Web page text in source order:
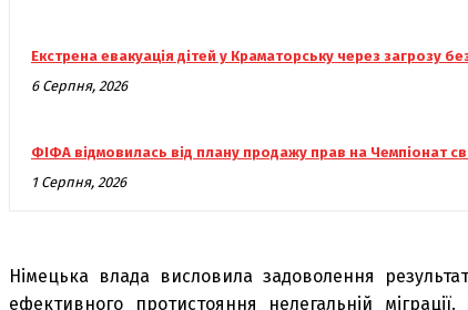
Екстрена евакуація дітей у Краматорську через загрозу
6 Серпня, 2026
ФІФА відмовилась від плану продажу прав на Чемпіонат
1 Серпня, 2026
Німецька влада висловила задоволення
ефективного протистояння нелегальній